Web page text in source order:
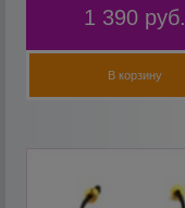
1 390 руб.
В корзину